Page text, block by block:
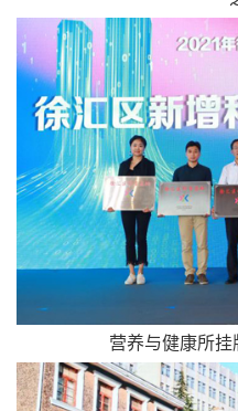
营养与健康所挂